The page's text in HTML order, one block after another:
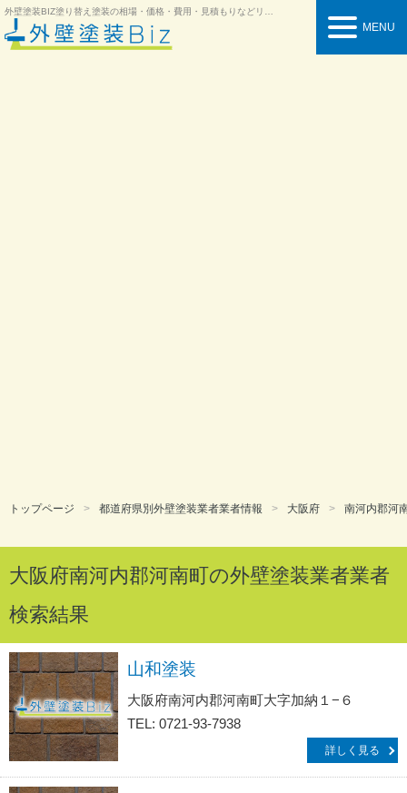
外壁塗装BIZ塗り替え塗装の相場・価格・費用・見積もりなどリフォーム情報を紹介
MENU
トップページ 都道府県別外壁塗装業者業者情報 大阪府 南河内郡河
大阪府南河内郡河南町の外壁塗装業者業者
検索結果
山和塗装
大阪府南河内郡河南町大字加納１−６
TEL: 0721-93-7938
詳しく見る